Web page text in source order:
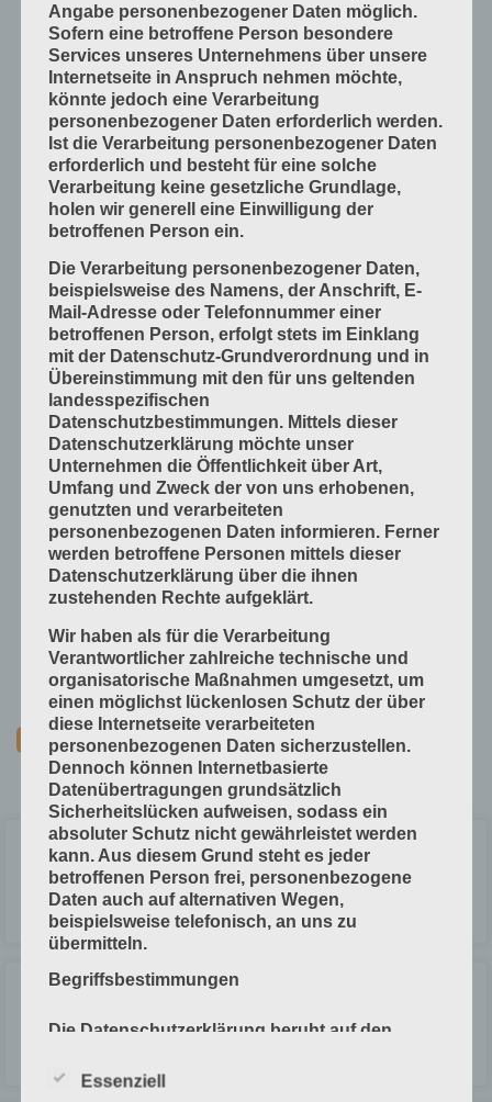
Druckprodukte herstellen
Druckprodukte veredeln
Druckprojekte umsetzen
Druckverfahren und Druckdaten
Mess- und Prüfverfahren
Offsetdruckmaschinen
Prozess-Standards in Druckverfahren
Werkstoffe und Druckmaterialien
Druckverarbeitung
Arbeitsabläufe im Betrieb
Bogen falzen
Bogen schneiden
Einbandmaterialien
Papier, Karton, Pappe, Kunststoffe
Produkte fügen
Produkte handwerklich herstellen
Produkte industriell herstellen
Verfahrenstechniken
Vorprodukte und Produktdaten
Spektrale Remissionskurve
LESEN »
Spektrale Remission
Angabe personenbezogener Daten möglich.
Sofern eine betroffene Person besondere
Services unseres Unternehmens über unsere
Internetseite in Anspruch nehmen möchte,
könnte jedoch eine Verarbeitung
personenbezogener Daten erforderlich werden.
Ist die Verarbeitung personenbezogener Daten
erforderlich und besteht für eine solche
Verarbeitung keine gesetzliche Grundlage,
holen wir generell eine Einwilligung der
betroffenen Person ein.
Die Verarbeitung personenbezogener Daten,
beispielsweise des Namens, der Anschrift, E-
Mail-Adresse oder Telefonnummer einer
betroffenen Person, erfolgt stets im Einklang
mit der Datenschutz-Grundverordnung und in
Übereinstimmung mit den für uns geltenden
landesspezifischen
Datenschutzbestimmungen. Mittels dieser
Datenschutzerklärung möchte unser
Unternehmen die Öffentlichkeit über Art,
Umfang und Zweck der von uns erhobenen,
genutzten und verarbeiteten
personenbezogenen Daten informieren. Ferner
werden betroffene Personen mittels dieser
Datenschutzerklärung über die ihnen
zustehenden Rechte aufgeklärt.
Wir haben als für die Verarbeitung
Verantwortlicher zahlreiche technische und
organisatorische Maßnahmen umgesetzt, um
einen möglichst lückenlosen Schutz der über
diese Internetseite verarbeiteten
personenbezogenen Daten sicherzustellen.
Dennoch können Internetbasierte
Datenübertragungen grundsätzlich
Sicherheitslücken aufweisen, sodass ein
absoluter Schutz nicht gewährleistet werden
kann. Aus diesem Grund steht es jeder
betroffenen Person frei, personenbezogene
Daten auch auf alternativen Wegen,
beispielsweise telefonisch, an uns zu
übermitteln.
Begriffsbestimmungen
Die Datenschutzerklärung beruht auf den
Richtlinien- und Verordnungsgeber beim
Erlass der Datenschutz-Grundverordnung (DS-
Essenziell